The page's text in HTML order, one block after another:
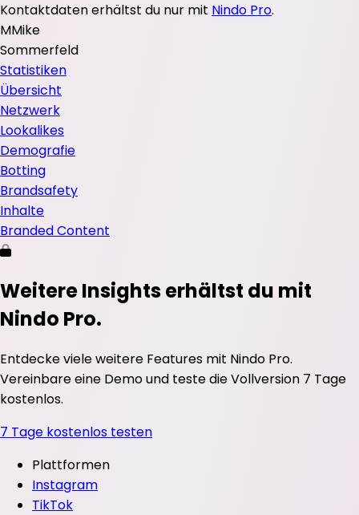
Kontaktdaten erhältst du nur mit Nindo Pro.
MMike
Sommerfeld
Statistiken
Übersicht
Netzwerk
Lookalikes
Demografie
Botting
Brandsafety
Inhalte
Branded Content
Weitere Insights erhältst du mit
Nindo Pro.
Entdecke viele weitere Features mit Nindo Pro.
Vereinbare eine Demo und teste die Vollversion 7 Tage
kostenlos.
7 Tage kostenlos testen
Plattformen
Instagram
TikTok